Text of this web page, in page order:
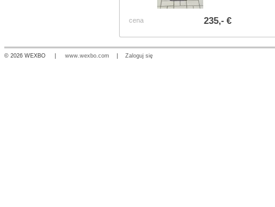
cena 235,- €
© 2026 WEXBO | www.wexbo.com Zaloguj się